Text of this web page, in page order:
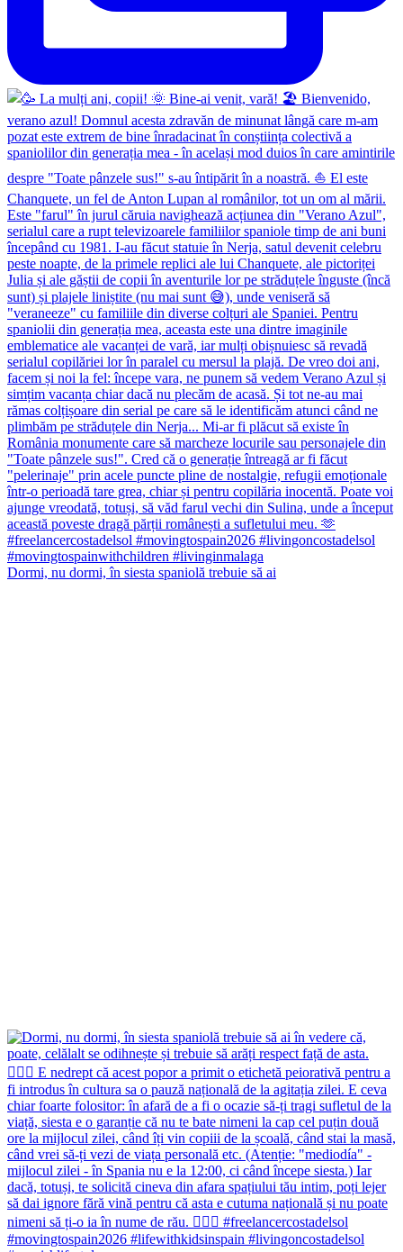
Dormi, nu dormi, în siesta spaniolă trebuie să ai